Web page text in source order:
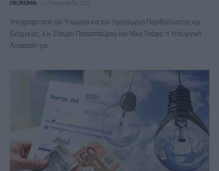
ΟΙΚΟΝΟΜΊΑ 9 Δεκεμβρίου, 2025
Υπεγράφη από τον Υπουργό και τον Υφυπουργό Περιβάλλοντος και
Ενέργειας, κ.κ. Σταύρο Παπασταύρου και Νίκο Τσάφο, η Υπουργική
Απόφαση για…